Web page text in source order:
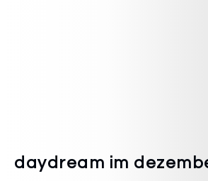
daydream im